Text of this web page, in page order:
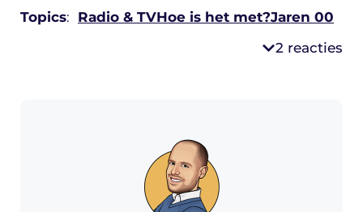
Topics: Radio & TVHoe is het met?Jaren 00
2 reacties